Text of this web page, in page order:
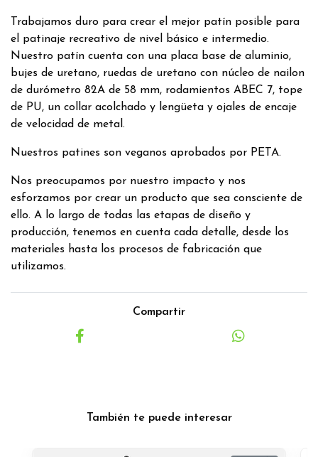
Trabajamos duro para crear el mejor patín posible para
el patinaje recreativo de nivel básico e intermedio.
Nuestro patín cuenta con una placa base de aluminio,
bujes de uretano, ruedas de uretano con núcleo de nailon
de durómetro 82A de 58 mm, rodamientos ABEC 7, tope
de PU, un collar acolchado y lengüeta y ojales de encaje
de velocidad de metal.
Nuestros patines son veganos aprobados por PETA.
Nos preocupamos por nuestro impacto y nos
esforzamos por crear un producto que sea consciente de
ello. A lo largo de todas las etapas de diseño y
producción, tenemos en cuenta cada detalle, desde los
materiales hasta los procesos de fabricación que
utilizamos.
Compartir
También te puede interesar